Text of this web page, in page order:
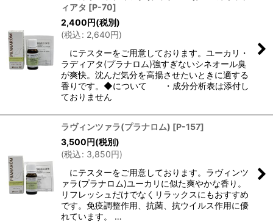
ィアタ [P-70]
2,400円(税別)
(税込: 2,640円)
にテスターをご用意しております。ユーカリ・
ラディアタ(プラナロム)強すぎないシネオール臭
が爽快。沈んだ気分を高揚させたいときに適する
香りです。◆について ・成分分析表は添付し
ておりません
ラヴィンツァラ(プラナロム) [P-157]
3,500円(税別)
(税込: 3,850円)
にテスターをご用意しております。ラヴィンツ
ァラ(プラナロム)ユーカリに似た爽やかな香り。
リフレッシュだけでなくリラックスにもおすすめ
です。免疫調整作用、抗菌、抗ウイルス作用に優
れています。 …